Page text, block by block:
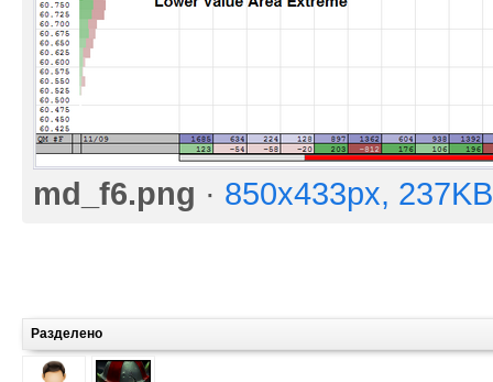
md_f6.png · 850x433px, 237KB
Разделено